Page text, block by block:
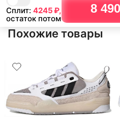
Сплит: 4245₽,
остаток потом
8
Похожие товары